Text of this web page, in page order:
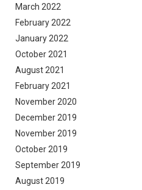
March 2022
February 2022
January 2022
October 2021
August 2021
February 2021
November 2020
December 2019
November 2019
October 2019
September 2019
August 2019